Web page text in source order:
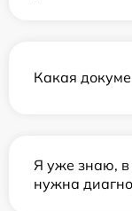
Какая
Я уже знаю, в
нужна